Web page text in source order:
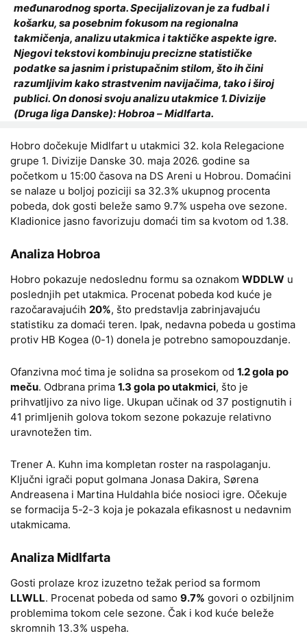
međunarodnog sporta. Specijalizovan je za fudbal i
košarku, sa posebnim fokusom na regionalna
takmičenja, analizu utakmica i taktičke aspekte igre.
Njegovi tekstovi kombinuju precizne statističke
podatke sa jasnim i pristupačnim stilom, što ih čini
razumljivim kako strastvenim navijačima, tako i široj
publici. On donosi svoju analizu utakmice 1. Divizije
(Druga liga Danske): Hobroa – Midlfarta.
Hobro dočekuje Midlfart u utakmici 32. kola Relegacione
grupe 1. Divizije Danske 30. maja 2026. godine sa
početkom u 15:00 časova na DS Areni u Hobrou. Domaćini
se nalaze u boljoj poziciji sa 32.3% ukupnog procenta
pobeda, dok gosti beleže samo 9.7% uspeha ove sezone.
Kladionice jasno favorizuju domaći tim sa kvotom od 1.38.
Analiza Hobroa
Hobro pokazuje nedoslednu formu sa oznakom WDDLW u
poslednjih pet utakmica. Procenat pobeda kod kuće je
razočaravajućih 20%, što predstavlja zabrinjavajuću
statistiku za domaći teren. Ipak, nedavna pobeda u gostima
protiv HB Kogea (0-1) donela je potrebno samopouzdanje.
Ofanzivna moć tima je solidna sa prosekom od 1.2 gola po
meču. Odbrana prima 1.3 gola po utakmici, što je
prihvatljivo za nivo lige. Ukupan učinak od 37 postignutih i
41 primljenih golova tokom sezone pokazuje relativno
uravnotežen tim.
Trener A. Kuhn ima kompletan roster na raspolaganju.
Ključni igrači poput golmana Jonasa Dakira, Sørena
Andreasena i Martina Huldahla biće nosioci igre. Očekuje
se formacija 5-2-3 koja je pokazala efikasnost u nedavnim
utakmicama.
Analiza Midlfarta
Gosti prolaze kroz izuzetno težak period sa formom
LLWLL. Procenat pobeda od samo 9.7% govori o ozbiljnim
problemima tokom cele sezone. Čak i kod kuće beleže
skromnih 13.3% uspeha.